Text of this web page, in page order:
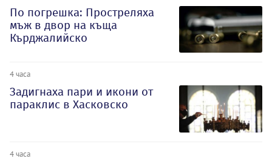
По погрешка: Простреляха
мъж в двор на къща
Кърджалийско
4 часа
Задигнаха пари и икони от
параклис в Хасковско
4 часа